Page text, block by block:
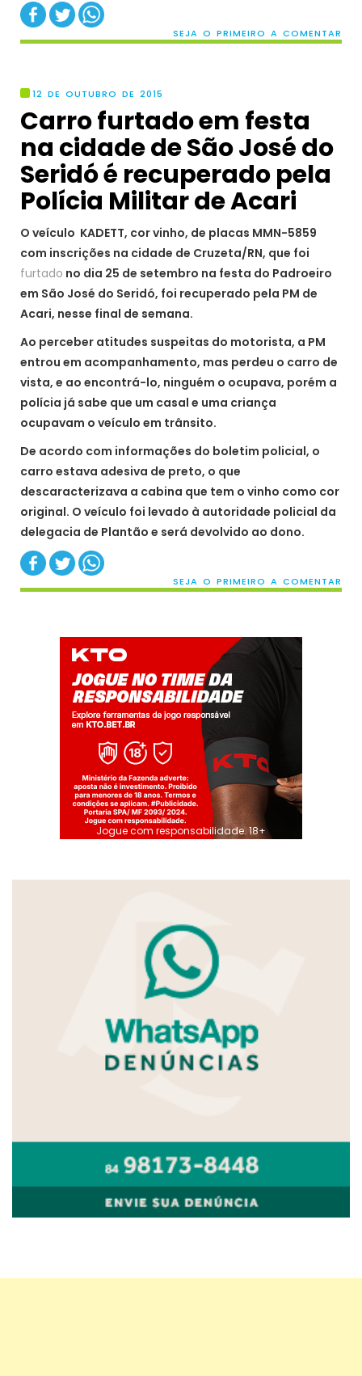
SEJA O PRIMEIRO A COMENTAR
12 DE OUTUBRO DE 2015
Carro furtado em festa
na cidade de São José do
Seridó é recuperado pela
Polícia Militar de Acari
O veículo KADETT, cor vinho, de placas MMN-5859
com inscrições na cidade de Cruzeta/RN, que foi
furtado no dia 25 de setembro na festa do Padroeiro
em São José do Seridó, foi recuperado pela PM de
Acari, nesse final de semana.
Ao perceber atitudes suspeitas do motorista, a PM
entrou em acompanhamento, mas perdeu o carro de
vista, e ao encontrá-lo, ninguém o ocupava, porém a
polícia já sabe que um casal e uma criança
ocupavam o veículo em trânsito.
De acordo com informações do boletim policial, o
carro estava adesiva de preto, o que
descaracterizava a cabina que tem o vinho como cor
original. O veículo foi levado à autoridade policial da
delegacia de Plantão e será devolvido ao dono.
SEJA O PRIMEIRO A COMENTAR
Jogue com responsabilidade. 18+